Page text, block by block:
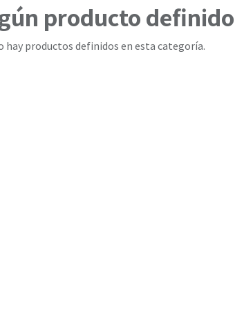
producto definido
hay productos definidos en esta categoría.